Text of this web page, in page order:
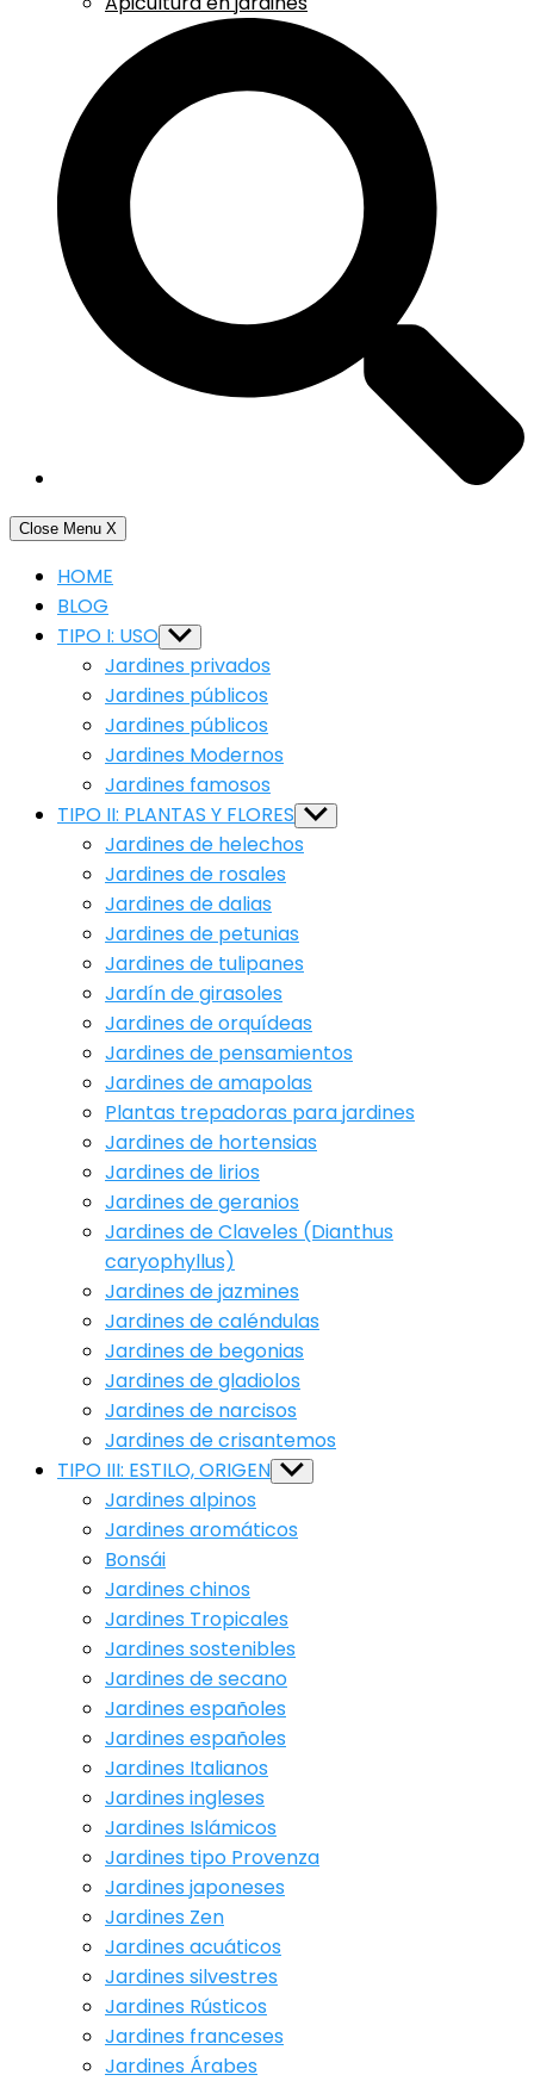
Close Menu X
HOME
BLOG
TIPO I: USO Show
sub
menu
Jardines privados
Jardines públicos
Jardines públicos
Jardines Modernos
Jardines famosos
TIPO II: PLANTAS Y FLORES Show
sub
menu
Jardines de helechos
Jardines de rosales
Jardines de dalias
Jardines de petunias
Jardines de tulipanes
Jardín de girasoles
Jardines de orquídeas
Jardines de pensamientos
Jardines de amapolas
Plantas trepadoras para jardines
Jardines de hortensias
Jardines de lirios
Jardines de geranios
Jardines de Claveles (Dianthus
caryophyllus)
Jardines de jazmines
Jardines de caléndulas
Jardines de begonias
Jardines de gladiolos
Jardines de narcisos
Jardines de crisantemos
TIPO III: ESTILO, ORIGEN Show
sub
Jardines alpinos
Jardines aromáticos
Bonsái
Jardines chinos
Jardines Tropicales
Jardines sostenibles
Jardines de secano
Jardines españoles
Jardines españoles
Jardines Italianos
Jardines ingleses
Jardines Islámicos
Jardines tipo Provenza
Jardines japoneses
Jardines Zen
Jardines acuáticos
Jardines silvestres
Jardines Rústicos
Jardines franceses
Jardines Árabes